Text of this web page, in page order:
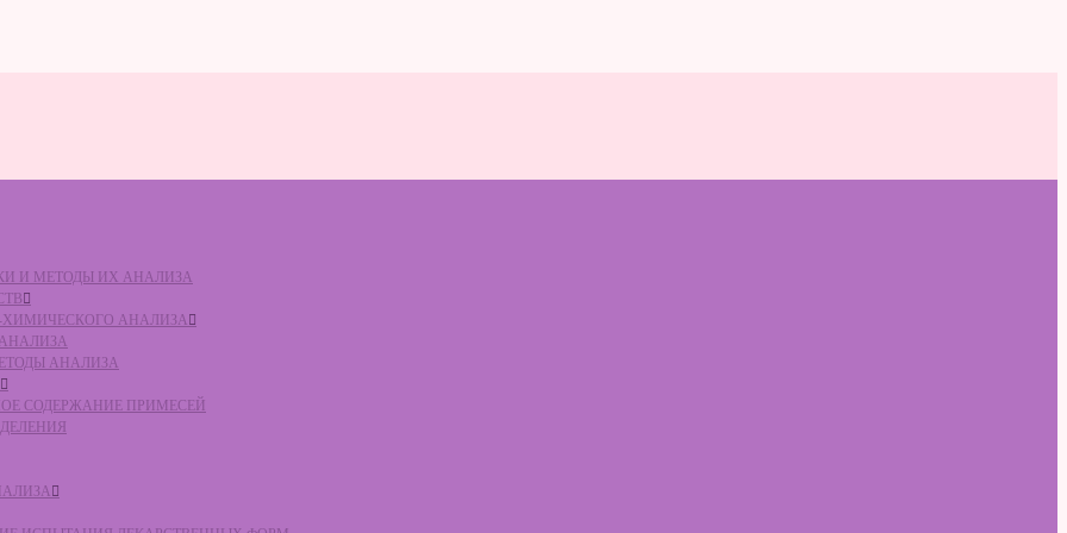
И МЕТОДЫ ИХ АНАЛИЗА
ХИМИЧЕСКОГО АНАЛИЗА
АНАЛИЗА
АНАЛИЗА
СОДЕРЖАНИЕ ПРИМЕСЕЙ